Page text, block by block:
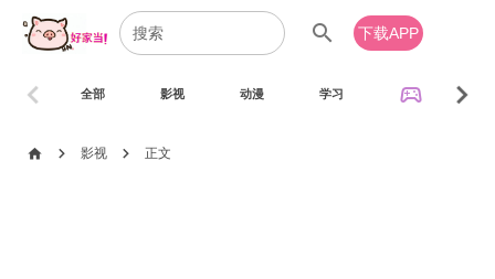
search 下载APP
全部 影视 动漫 学习 sports_esports
chevron_left chevron_right
home chevron_right 影视 chevron_right 正文